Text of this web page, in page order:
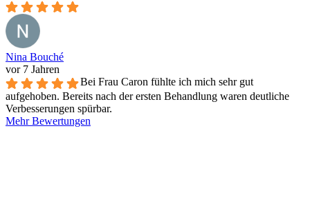
Nina Bouché
vor 7 Jahren
Bei Frau Caron fühlte ich mich sehr gut
aufgehoben. Bereits nach der ersten Behandlung waren deutliche
Verbesserungen spürbar.
Mehr Bewertungen